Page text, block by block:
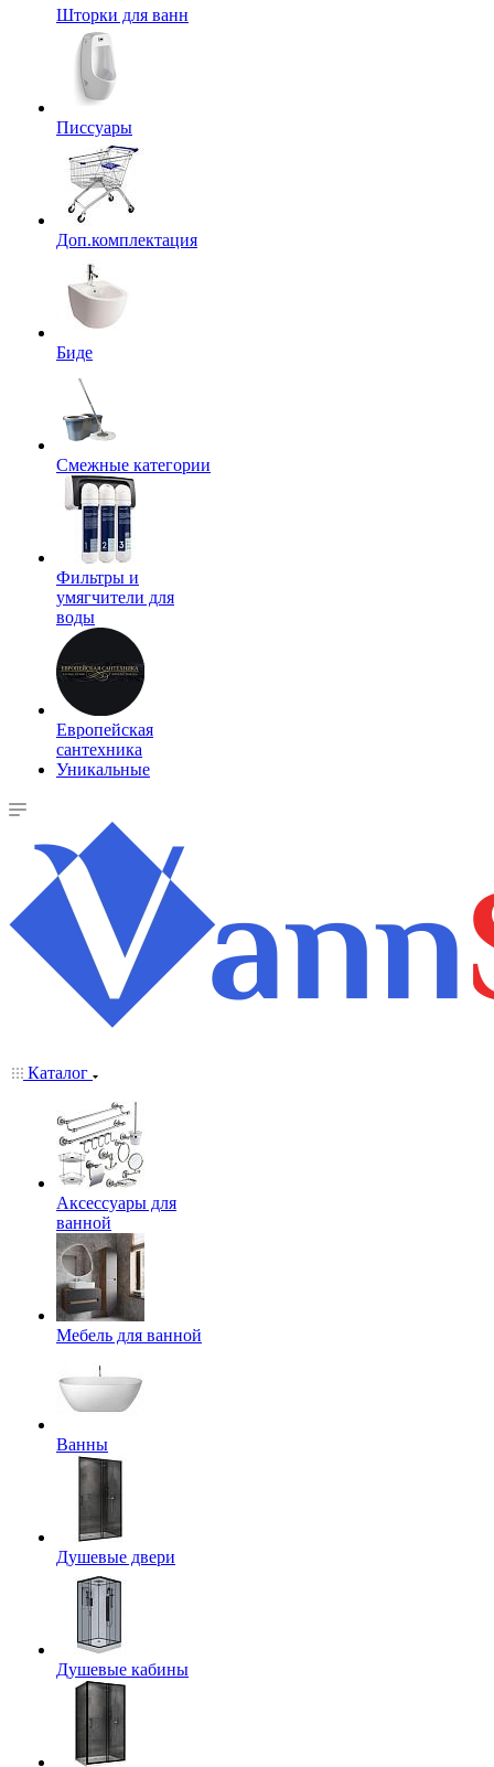
Шторки для ванн
Писсуары
Доп.комплектация
Биде
Смежные категории
Фильтры и
умягчители для
воды
Европейская
сантехника
Уникальные
Каталог
Аксессуары для
ванной
Мебель для ванной
Ванны
Душевые двери
Душевые кабины